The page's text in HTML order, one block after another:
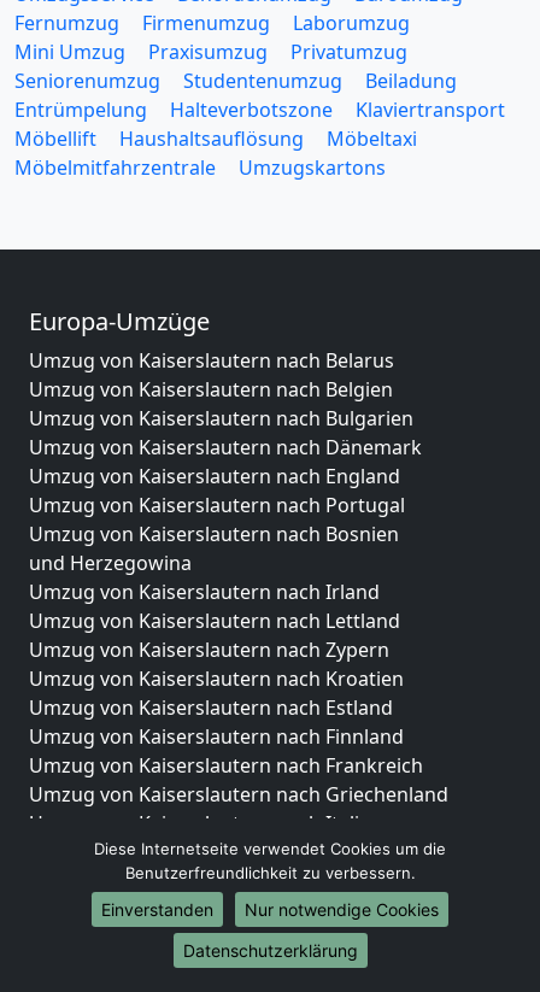
Fernumzug
Firmenumzug
Laborumzug
Mini Umzug
Praxisumzug
Privatumzug
Seniorenumzug
Studentenumzug
Beiladung
Entrümpelung
Halteverbotszone
Klaviertransport
Möbellift
Haushaltsauflösung
Möbeltaxi
Möbelmitfahrzentrale
Umzugskartons
Europa-Umzüge
Umzug von Kaiserslautern nach Belarus
Umzug von Kaiserslautern nach Belgien
Umzug von Kaiserslautern nach Bulgarien
Umzug von Kaiserslautern nach Dänemark
Umzug von Kaiserslautern nach England
Umzug von Kaiserslautern nach Portugal
Umzug von Kaiserslautern nach Bosnien
und Herzegowina
Umzug von Kaiserslautern nach Irland
Umzug von Kaiserslautern nach Lettland
Umzug von Kaiserslautern nach Zypern
Umzug von Kaiserslautern nach Kroatien
Umzug von Kaiserslautern nach Estland
Umzug von Kaiserslautern nach Finnland
Umzug von Kaiserslautern nach Frankreich
Umzug von Kaiserslautern nach Griechenland
Umzug von Kaiserslautern nach Italien
Umzug von Kaiserslautern nach Liechtenstein
Umzug von Kaiserslautern nach Luxemburg
Umzug von Kaiserslautern nach Niederlande
Umzug von Kaiserslautern nach Norwegen
Diese Internetseite verwendet Cookies um die
Benutzerfreundlichkeit zu verbessern.
Einverstanden
Nur notwendige Cookies
Datenschutzerklärung